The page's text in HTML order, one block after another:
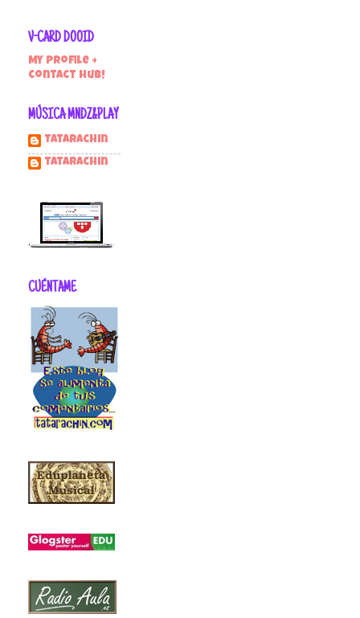
V-CARD DOOID
My profile +
contact hub!
MÚSICA MNDZ&PLAY
Tatarachin
tatarachin
CUÉNTAME